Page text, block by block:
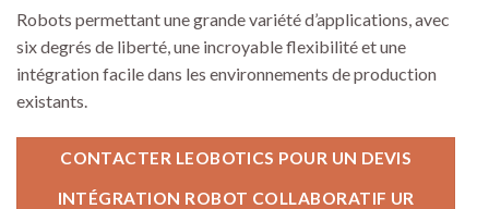
Robots permettant une grande variété d’applications, avec
six degrés de liberté, une incroyable flexibilité et une
intégration facile dans les environnements de production
existants.
CONTACTER LEOBOTICS POUR UN DEVIS
INTÉGRATION ROBOT COLLABORATIF UR